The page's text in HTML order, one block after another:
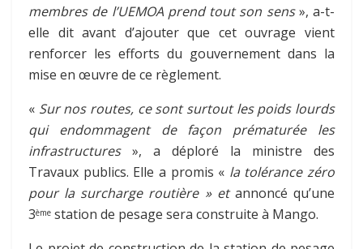
membres de l’UEMOA prend tout son sens», a-t-
elle dit avant d’ajouter que cet ouvrage vient
renforcer les efforts du gouvernement dans la
mise en œuvre de ce règlement.
« Sur nos routes, ce sont surtout les poids lourds
qui endommagent de façon prématurée les
infrastructures», a déploré la ministre des
Travaux publics. Elle a promis « la tolérance zéro
pour la surcharge routière » et annoncé qu’une
3ème station de pesage sera construite à Mango.